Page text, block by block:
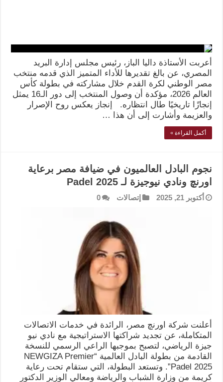
أعربت الأستاذة داليا الباز، رئيس مجلس إدارة البريد
المصري، عن بالغ تقديرها للأداء المتميز الذي قدمه منتخب
مصر الوطني لكرة القدم خلال مشاركته في بطولة كأس
العالم 2026، مؤكدة أن وصول المنتخب إلى دور الـ16 يمثل
إنجازًا تاريخيًا طال انتظاره. إنجاز يعكس روح الإصرار
والعزيمة وأشارت إلى أن هذا …
أكمل القراءة »
نجوم البادل العالميون في ضيافة مصر برعاية
اورنچ ونادي نيوجيزة لـ Padel 2025
أكتوبر 21, 2025 إتصالات 0
أعلنت شركة اورنچ مصر، الرائدة في خدمات الاتصالات
المتكاملة، عن تجديد شراكتها الاستراتيجية مع نادي نيو
جيزة الرياضي، لتصبح بموجبها الراعي الرسمي للنسخة
القادمة من بطولة البادل العالمية “NEWGIZA Premier
Padel 2025”. وتستعد البطولة، التي ستقام تحت رعاية
كريمة من وزارة الشباب والرياضة ومعالي الوزير الدكتور